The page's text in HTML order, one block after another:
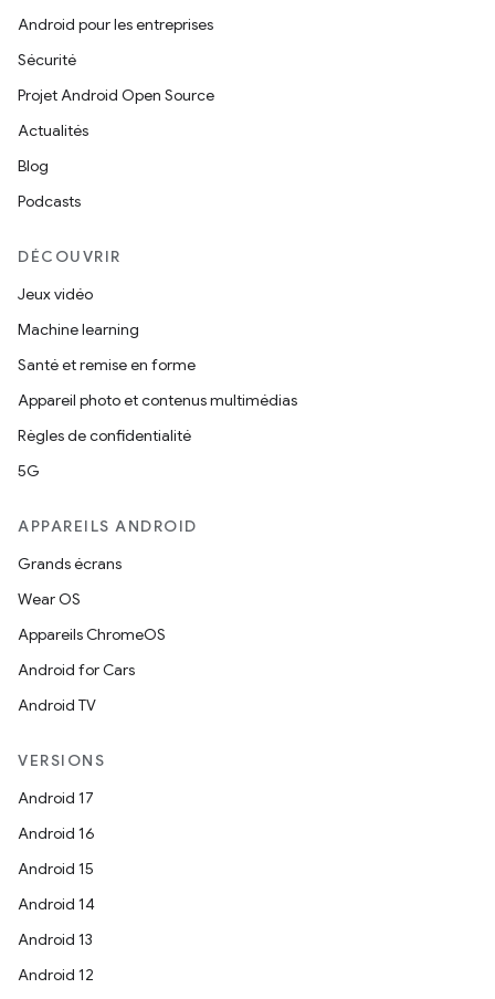
Android pour les entreprises
Sécurité
Projet Android Open Source
Actualités
Blog
Podcasts
DÉCOUVRIR
Jeux vidéo
Machine learning
Santé et remise en forme
Appareil photo et contenus multimédias
Règles de confidentialité
5G
APPAREILS ANDROID
Grands écrans
Wear OS
Appareils ChromeOS
Android for Cars
Android TV
VERSIONS
Android 17
Android 16
Android 15
Android 14
Android 13
Android 12